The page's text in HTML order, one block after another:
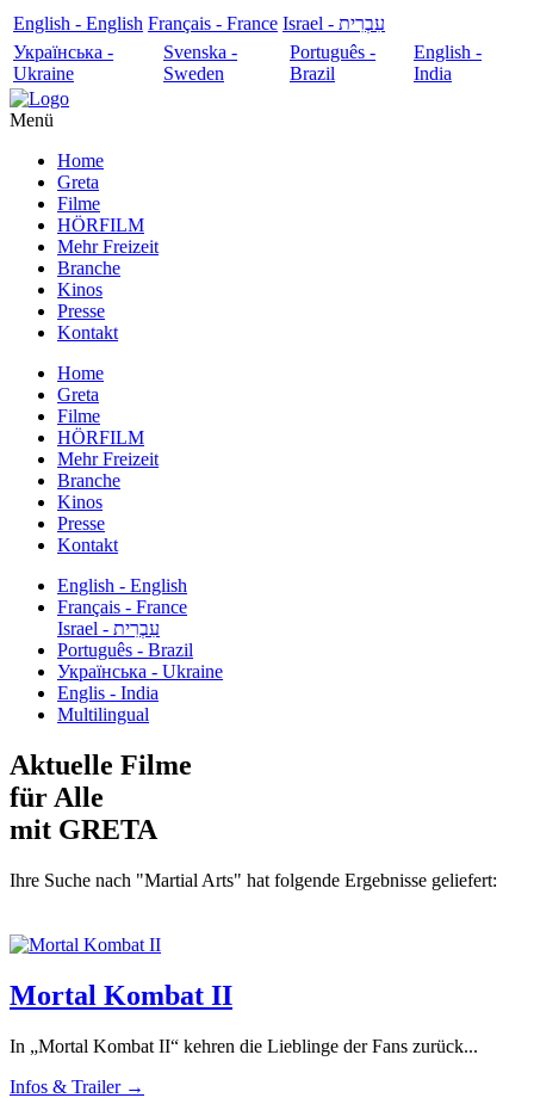
English - English Français - France
עִבְרִית - Israel
Українська -
Ukraine
Svenska -
Sweden
Português -
Brazil
English -
India
Menü
Home
Greta
Filme
HÖRFILM
Mehr Freizeit
Branche
Kinos
Presse
Kontakt
Home
Greta
Filme
HÖRFILM
Mehr Freizeit
Branche
Kinos
Presse
Kontakt
English - English
Français - France
עִבְרִית - Israel
Português - Brazil
Українська - Ukraine
Englis - India
Multilingual
Aktuelle Filme
für Alle
mit GRETA
Ihre Suche nach "Martial Arts" hat folgende Ergebnisse geliefert:
Mortal Kombat II
In „Mortal Kombat II“ kehren die Lieblinge der Fans zurück...
Infos & Trailer →